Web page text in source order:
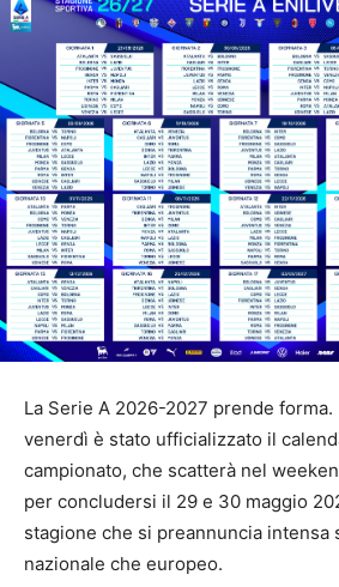
La Serie A 2026-2027 prende
venerdì è stato ufficializzato il
campionato, che scatterà nel
per concludersi il 29 e 30 maggio
stagione che si preannuncia intensa
nazionale che europeo.